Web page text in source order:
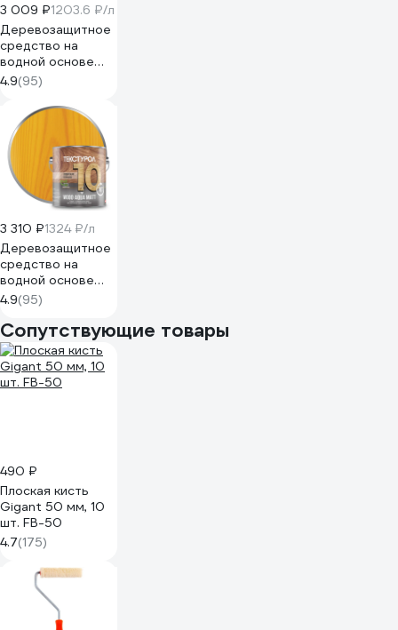
3 009 ₽1203.6 ₽/л
Деревозащитное
средство на
водной основе
Текстурол WOOD
AQUA MATT орех
2,5л Лк-00008231
4.9(95)
3 310 ₽1324 ₽/л
Деревозащитное
средство на
водной основе
Текстурол WOOD
AQUA MATT сосна
2,5л
Лк-00008229
4.9(95)
Сопутствующие товары
490 ₽
Плоская кисть
Gigant 50 мм, 10
шт. FB-50
4.7(175)